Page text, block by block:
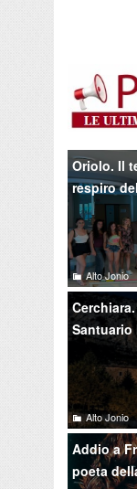
Oriolo. Il
respiro
Alto Jonio
Santuario
Alto Jonio
Addio a
poeta